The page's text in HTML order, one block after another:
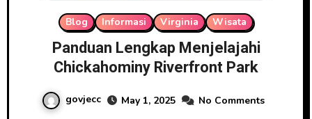
Blog Informasi Virginia Wisata
Panduan Lengkap Menjelajahi
Chickahominy Riverfront Park
govjecc May 1, 2025 No Comments